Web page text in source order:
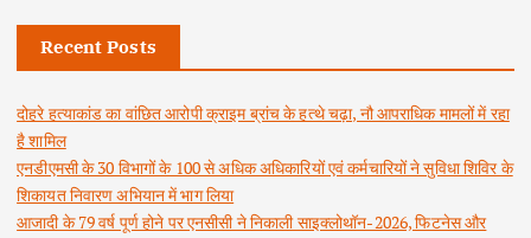
Recent Posts
दोहरे हत्याकांड का वांछित आरोपी क्राइम ब्रांच के हत्थे चढ़ा, नौ आपराधिक मामलों में रहा
है शामिल
एनडीएमसी के 30 विभागों के 100 से अधिक अधिकारियों एवं कर्मचारियों ने सुविधा शिविर के
शिकायत निवारण अभियान में भाग लिया
आजादी के 79 वर्ष पूर्ण होने पर एनसीसी ने निकाली साइक्लोथॉन-2026, फिटनेस और